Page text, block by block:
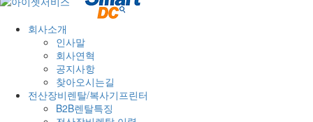
회사소개
인사말
회사연혁
공지사항
찾아오시는길
전산장비렌탈/복사기프린터
B2B렌탈특징